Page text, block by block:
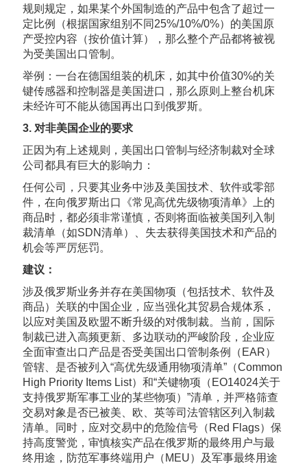
规则规定，如果某个外国制造的产品中包含了超过一
定比例（根据国家组别不同25%/10%/0%）的美国原
产受控内容（按价值计算），那么整个产品都将被视
为受美国出口管制。
举例：一台在德国组装的机床，如其中价值30%的关
键传感器和控制器是美国进口，那么原则上整台机床
未经许可不能从德国再出口到俄罗斯。
3. 对非美国企业的要求
正因为有上述规则，美国出口管制与经济制裁对全球
公司都具有巨大的影响力：
任何公司，只要其业务中涉及美国技术、软件或零部
件，在向俄罗斯出口《常见高优先级物项清单》上的
商品时，都必须非常谨慎，否则将面临被美国列入制
裁清单（如SDN清单）、失去获得美国技术和产品的
机会等严厉惩罚。
建议：
涉及俄罗斯业务并存在美国物项（包括技术、软件及
商品）关联的中国企业，应当强化其贸易合规体系，
以应对美国及欧盟不断升级的对俄制裁。当前，国际
制裁已进入高频更新、多边联动的严峻阶段，企业应
全面审查出口产品是否受美国出口管制条例（EAR）
管辖、是否被列入“高优先级通用物项清单”（Common
High Priority Items List）和“关键物项（ EO14024关于
支持俄罗斯军事工业的某些物项）”清单，并严格筛查
交易对象是否已被美、欧、英等司法管辖区列入制裁
清单。同时，应对交易中的危险信号（Red Flags）保
持高度警觉，审慎核实产品在俄罗斯的最终用户与最
终用途，防范军事终端用户（MEU）及军事最终用途